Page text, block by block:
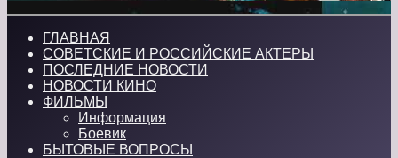
ГЛАВНАЯ
СОВЕТСКИЕ И РОССИЙСКИЕ АКТЕРЫ
ПОСЛЕДНИЕ НОВОСТИ
НОВОСТИ КИНО
ФИЛЬМЫ
Информация
Боевик
БЫТОВЫЕ ВОПРОСЫ